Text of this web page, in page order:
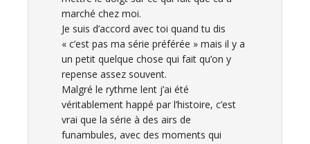
marché chez moi.
Je suis d’accord avec toi quand tu dis
« c’est pas ma série préférée » mais il y a
un petit quelque chose qui fait qu’on y
repense assez souvent.
Malgré le rythme lent j’ai été
véritablement happé par l’histoire, c’est
vrai que la série à des airs de
funambules, avec des moments qui